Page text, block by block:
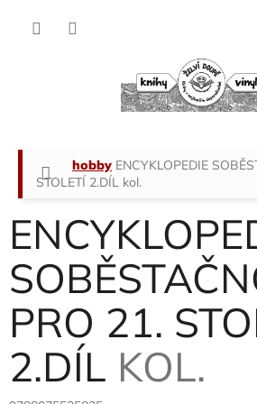
Domů
hobby ENCYKLOPEDIE
STOLETÍ 2.DÍL kol.
PRO 21.
2.DÍL KOL.